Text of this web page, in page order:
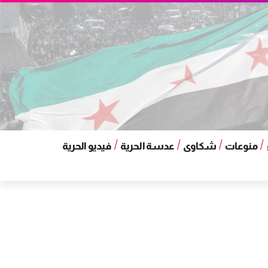
منوعات شكاوى عدسة الحرية فيديو الحرية